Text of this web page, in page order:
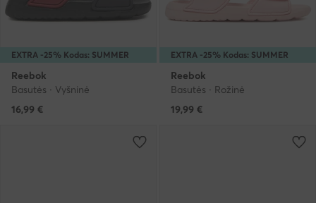
EXTRA -25% Kodas: SUMMER
Reebok
Basutės · Vyšninė
16,99 €
EXTRA -25% Kodas: SUMMER
Reebok
Basutės · Rožinė
19,99 €